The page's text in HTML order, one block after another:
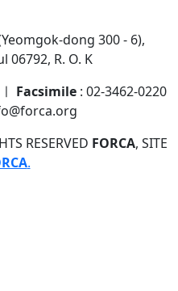
dong 300 - 6),
06792, R. O. K
Facsimile: 02-3462-0220
RESERVED FORCA, SITE
.